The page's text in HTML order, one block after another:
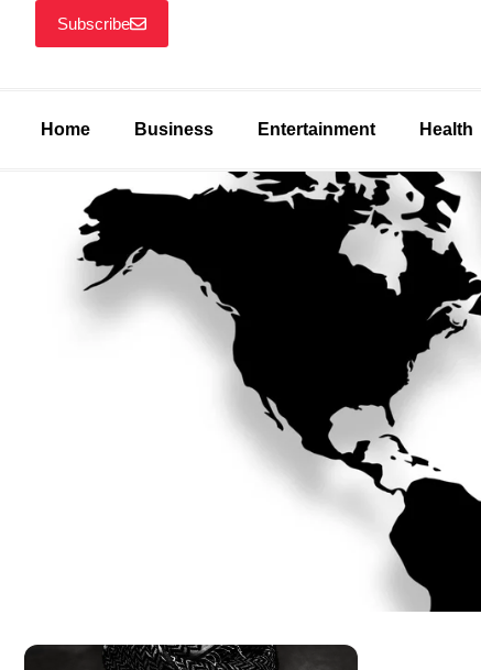
Subscribe
Home Business Entertainment Health